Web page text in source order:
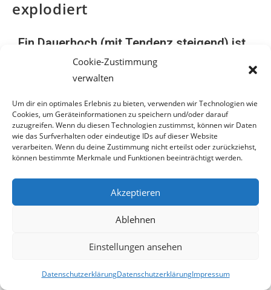
Cookie-Zustimmung
verwalten
Um dir ein optimales Erlebnis zu bieten, verwenden wir Technologien wie
Cookies, um Geräteinformationen zu speichern und/oder darauf
zuzugreifen. Wenn du diesen Technologien zustimmst, können wir Daten
wie das Surfverhalten oder eindeutige IDs auf dieser Website
verarbeiten. Wenn du deine Zustimmung nicht erteilst oder zurückziehst,
können bestimmte Merkmale und Funktionen beeinträchtigt werden.
Akzeptieren
Ablehnen
Einstellungen ansehen
DatenschutzerklärungDatenschutzerklärungImpressum
explodiert
Ein Dauerhoch (mit Tendenz steigend) ist
zu befürchten
Still und leise ist der Spritpreis in den letzten Tagen auf über
zwei Euro für einen Liter Diesel angestiegen. Der Preis für
Superbenzin liegt auch nur knapp darunter. Wie bereits bei
im Volksmund auch Verlierer-Ampel genannt – auch hier
die Pritpreis-Erhöhung auch bemerken sollen, werden doch